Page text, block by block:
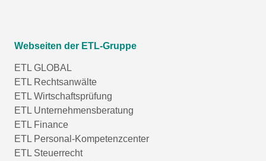
Webseiten der ETL-Gruppe
ETL GLOBAL
ETL Rechtsanwälte
ETL Wirtschaftsprüfung
ETL Unternehmensberatung
ETL Finance
ETL Personal-Kompetenzcenter
ETL Steuerrecht